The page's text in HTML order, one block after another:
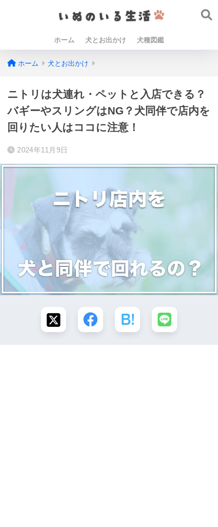
ホーム 犬とお出かけ 犬種図鑑
ホーム 犬とお出かけ
ニトリは犬連れ・ペットと入店できる？
バギーやスリングはNG？犬同伴で店内を
回りたい人はココに注意！
2024年11月9日